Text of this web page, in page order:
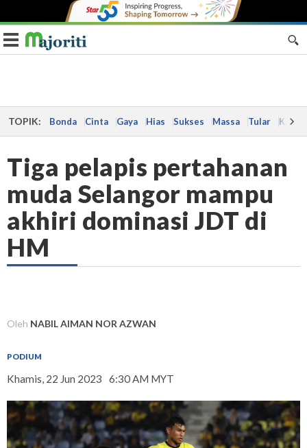
Toggle navigation
TOPIK: Bonda Cinta Gaya Hias Sukses Massa Tular Kes
Tiga pelapis pertahanan
muda Selangor mampu
akhiri dominasi JDT di
HM
Oleh NABIL AIMAN NOR AZWAN
PODIUM
Khamis, 22 Jun 2023 6:30 AM MYT